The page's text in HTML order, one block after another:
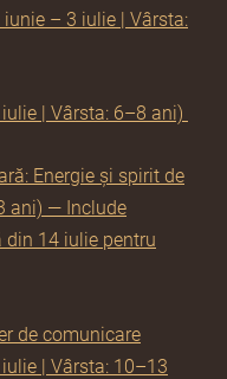
– 3 iulie | Vârsta:
| Vârsta: 6–8 ani)
Energie și spirit de
ani) — Include
14 iulie pentru
de comunicare
| Vârsta: 10–13